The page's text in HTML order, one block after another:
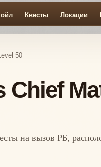
Квесты Локации
50
Chief
на вызов РБ,